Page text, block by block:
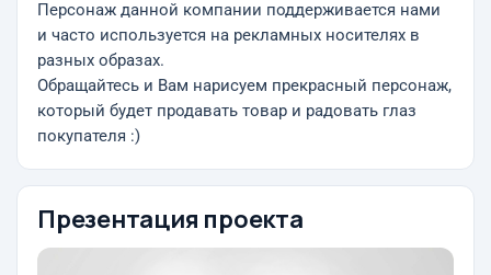
Персонаж данной компании поддерживается нами
и часто используется на рекламных носителях в
разных образах.
Обращайтесь и Вам нарисуем прекрасный персонаж,
который будет продавать товар и радовать глаз
покупателя :)
Презентация проекта